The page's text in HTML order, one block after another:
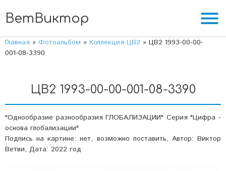
ВетВиктор menu
Главная » Фотоальбом » Коллекция ЦВ2 » ЦВ2 1993-00-00-
001-08-3390
ЦВ2 1993-00-00-001-08-3390
"Однообразие разнообразия ГЛОБАЛИЗАЦИИ" Серия "Цифра -
основа глобализации"
Подпись на картине: нет, возможно поставить, Автор: Виктор
Ветви, Дата: 2022 год